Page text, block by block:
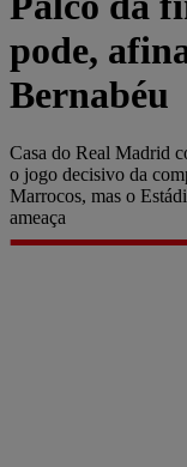
pode,
Bernabéu
Casa do Real Madrid
o jogo decisivo da
Marrocos, mas o
ameaça